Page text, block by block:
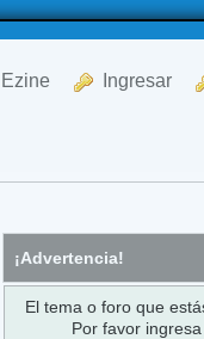
Ezine Ingresar
¡Advertencia!
El tema o foro que
Por favor